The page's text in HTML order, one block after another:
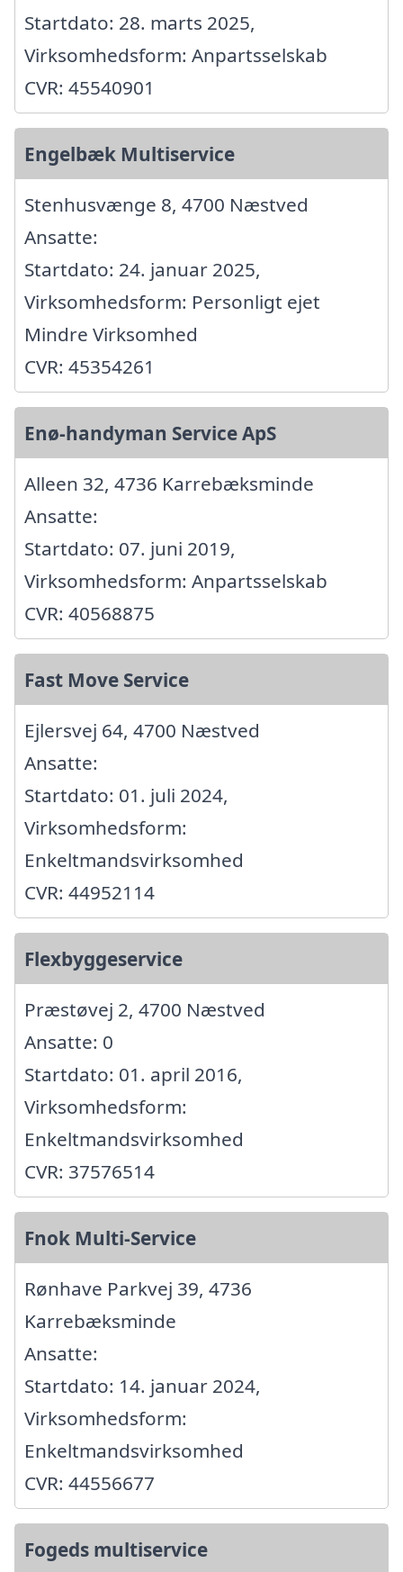
Startdato: 28. marts 2025,
Virksomhedsform: Anpartsselskab
CVR: 45540901
Engelbæk Multiservice
Stenhusvænge 8, 4700 Næstved
Ansatte:
Startdato: 24. januar 2025,
Virksomhedsform: Personligt ejet
Mindre Virksomhed
CVR: 45354261
Enø-handyman Service ApS
Alleen 32, 4736 Karrebæksminde
Ansatte:
Startdato: 07. juni 2019,
Virksomhedsform: Anpartsselskab
CVR: 40568875
Fast Move Service
Ejlersvej 64, 4700 Næstved
Ansatte:
Startdato: 01. juli 2024,
Virksomhedsform:
Enkeltmandsvirksomhed
CVR: 44952114
Flexbyggeservice
Præstøvej 2, 4700 Næstved
Ansatte: 0
Startdato: 01. april 2016,
Virksomhedsform:
Enkeltmandsvirksomhed
CVR: 37576514
Fnok Multi-Service
Rønhave Parkvej 39, 4736
Karrebæksminde
Ansatte:
Startdato: 14. januar 2024,
Virksomhedsform:
Enkeltmandsvirksomhed
CVR: 44556677
Fogeds multiservice